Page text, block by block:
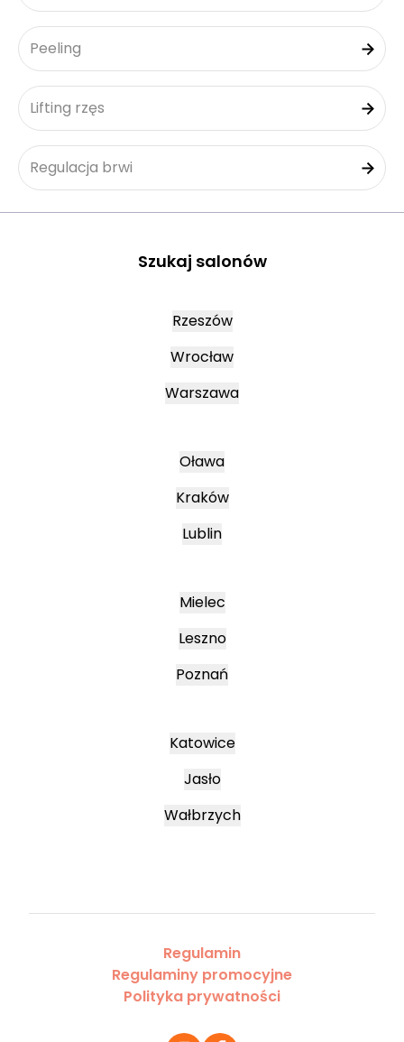
Peeling
Lifting rzęs
Regulacja brwi
Szukaj salonów
Rzeszów
Wrocław
Warszawa
Oława
Kraków
Lublin
Mielec
Leszno
Poznań
Katowice
Jasło
Wałbrzych
Regulamin
Regulaminy promocyjne
Polityka prywatności